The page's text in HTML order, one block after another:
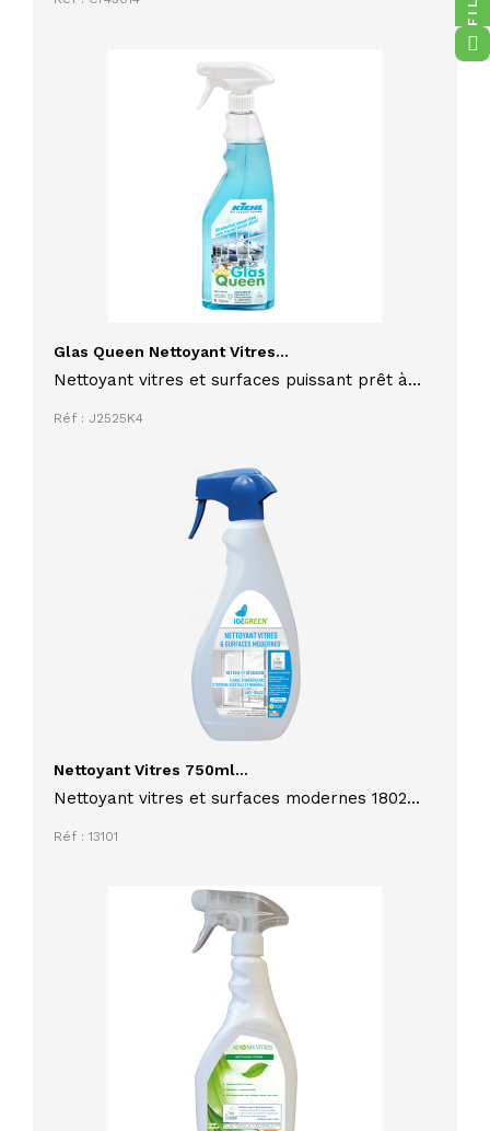
protège contre la reformation de givre
Glas Queen Nettoyant Vitres...
Nettoyant vitres et surfaces puissant prêt à
Réf : J2525K4
Nettoyant Vitres 750ml...
Nettoyant vitres et surfaces modernes 1802
Réf : 13101